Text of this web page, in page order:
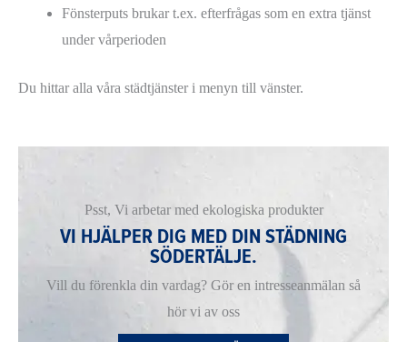
Fönsterputs brukar t.ex. efterfrågas som en extra tjänst
under vårperioden
Du hittar alla våra städtjänster i menyn till vänster.
Psst, Vi arbetar med ekologiska produkter
VI HJÄLPER DIG MED DIN STÄDNING
SÖDERTÄLJE.
Vill du förenkla din vardag? Gör en intresseanmälan så
hör vi av oss